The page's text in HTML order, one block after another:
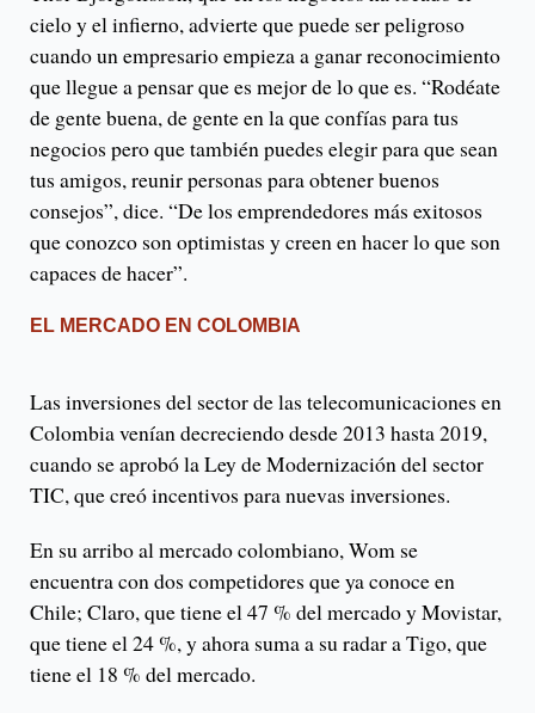
cielo y el infierno, advierte que puede ser peligroso
cuando un empresario empieza a ganar reconocimiento
que llegue a pensar que es mejor de lo que es. “Rodéate
de gente buena, de gente en la que confías para tus
negocios pero que también puedes elegir para que sean
tus amigos, reunir personas para obtener buenos
consejos”, dice. “De los emprendedores más exitosos
que conozco son optimistas y creen en hacer lo que son
capaces de hacer”.
EL MERCADO EN COLOMBIA
Las inversiones del sector de las telecomunicaciones en
Colombia venían decreciendo desde 2013 hasta 2019,
cuando se aprobó la Ley de Modernización del sector
TIC, que creó incentivos para nuevas inversiones.
En su arribo al mercado colombiano, Wom se
encuentra con dos competidores que ya conoce en
Chile; Claro, que tiene el 47 % del mercado y Movistar,
que tiene el 24 %, y ahora suma a su radar a Tigo, que
tiene el 18 % del mercado.